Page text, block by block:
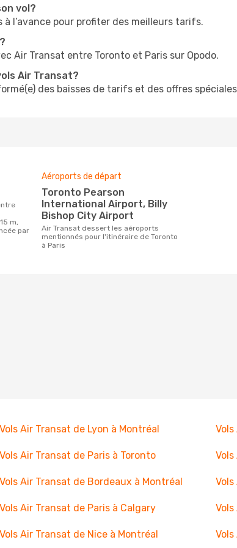
vol?
l’avance pour profiter des meilleurs tarifs.
Air Transat entre Toronto et Paris sur Opodo.
Air Transat?
des baisses de tarifs et des offres
m,
par
Aéroports de départ
Toronto Pearson
International Airport, Billy
Bishop City Airport
Air Transat dessert les aéroports
mentionnés pour l'itinéraire de Toronto
à Paris
Vols Air Transat de Lyon à Montréal
Vols Air Transat de Paris à Toronto
Vols Air Transat de Bordeaux à Montréal
Vols Air Transat de Paris à Calgary
Vols Air Transat de Nice à Montréal